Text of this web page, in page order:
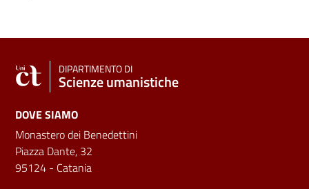
DIPARTIMENTO DI
Scienze umanistiche
DOVE SIAMO
Monastero dei Benedettini
Piazza Dante, 32
95124 - Catania